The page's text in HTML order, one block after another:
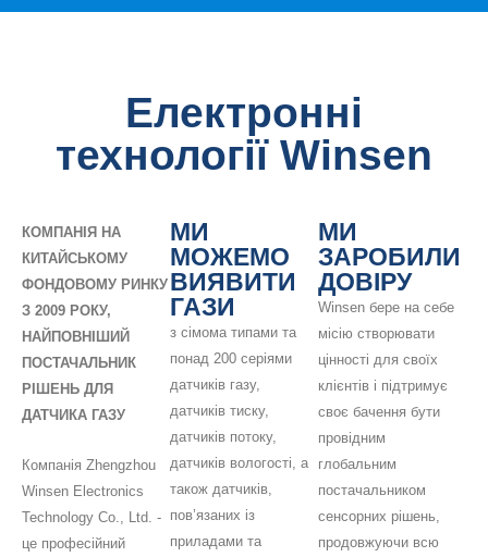
Електронні
технології Winsen
КОМПАНІЯ НА
КИТАЙСЬКОМУ
ФОНДОВОМУ РИНКУ
З 2009 РОКУ,
НАЙПОВНІШИЙ
ПОСТАЧАЛЬНИК
РІШЕНЬ ДЛЯ
ДАТЧИКА ГАЗУ
Компанія Zhengzhou
Winsen Electronics
Technology Co., Ltd. -
це професійний
МИ
МОЖЕМО
ВИЯВИТИ
ГАЗИ
з сімома типами та
понад 200 серіями
датчиків газу,
датчиків тиску,
датчиків потоку,
датчиків вологості, а
також датчиків,
пов’язаних із
приладами та
МИ
ЗАРОБИЛИ
ДОВІРУ
Winsen бере на себе
місію створювати
цінності для своїх
клієнтів і підтримує
своє бачення бути
провідним
глобальним
постачальником
сенсорних рішень,
продовжуючи всю